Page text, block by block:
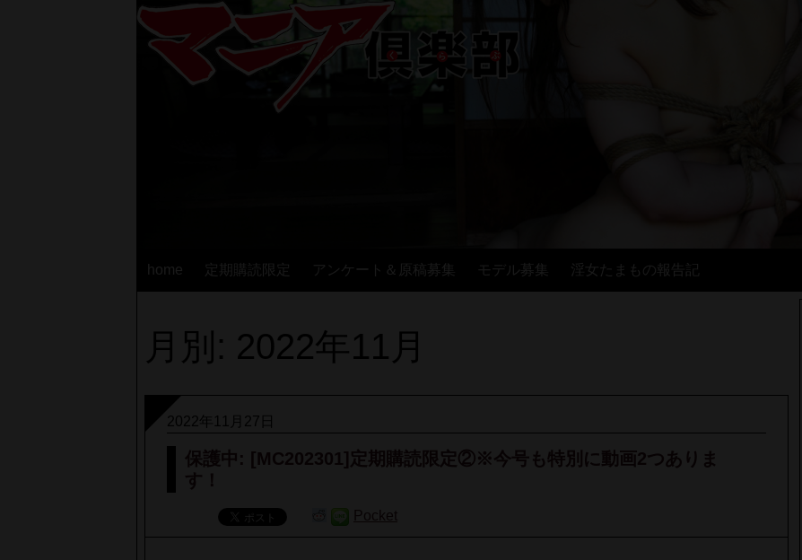
home 定期購読限定 アンケート＆原稿募集 モデル募集 淫女たまもの報告記
月別: 2022年11月
2022年11月27日
保護中: [MC202301]定期購読限定②※今号も特別に動画2つありま
す！
Pocket